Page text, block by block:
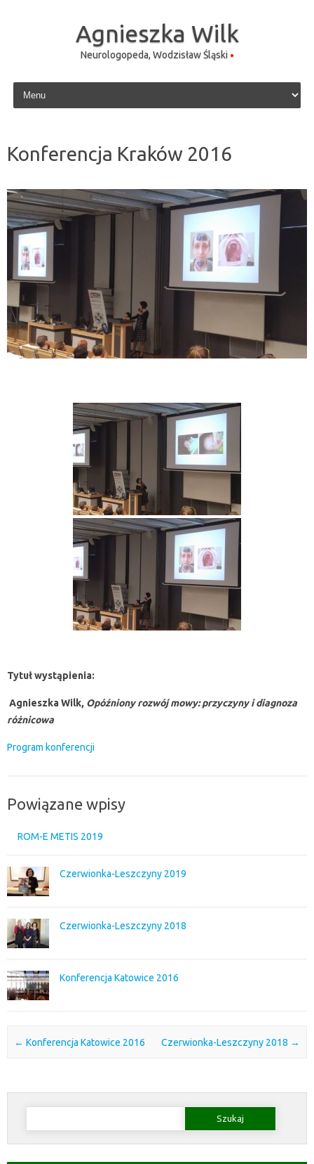
Agnieszka Wilk
Neurologopeda, Wodzisław Śląski
Skip to content
Konferencja Kraków 2016
Tytuł wystąpienia:
Agnieszka Wilk, Opóźniony rozwój mowy: przyczyny i diagnoza
różnicowa
Program konferencji
Powiązane wpisy
ROM-E METIS 2019
Czerwionka-Leszczyny 2019
Czerwionka-Leszczyny 2018
Konferencja Katowice 2016
Post navigation
← Konferencja Katowice 2016 Czerwionka-Leszczyny 2018 →
Szukaj: